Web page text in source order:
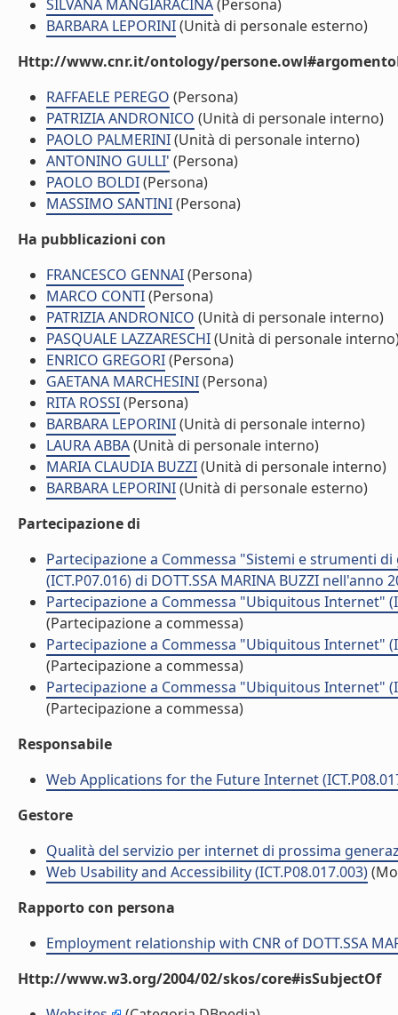
SILVANA MANGIARACINA(Persona)
BARBARA LEPORINI(Unità di personale esterno)
Http://www.cnr.it/ontology/
RAFFAELE PEREGO (Persona)
PATRIZIA ANDRONICO (Unità di personale interno)
PAOLO PALMERINI(Unità di personale interno)
ANTONINO GULLI' (Persona)
PAOLO BOLDI(Persona)
MASSIMO SANTINI(Persona)
Ha pubblicazioni con
FRANCESCO GENNAI(Persona)
MARCO CONTI(Persona)
PATRIZIA ANDRONICO (Unità di personale interno)
PASQUALE LAZZARESCHI(Unità di personale
ENRICO GREGORI(Persona)
GAETANA MARCHESINI(Persona)
RITA ROSSI(Persona)
BARBARA LEPORINI(Unità di personale interno)
LAURA ABBA(Unità di personale interno)
MARIA CLAUDIA BUZZI(Unità di personale interno)
BARBARA LEPORINI(Unità di personale esterno)
Partecipazione di
Partecipazione a Commessa "Sistemi e strumenti
(ICT.P07.016) di DOTT.SSA MARINA BUZZI nell'anno
Partecipazione a Commessa "Ubiquitous Internet"
(Partecipazione a commessa)
Partecipazione a Commessa "Ubiquitous Internet"
(Partecipazione a commessa)
Partecipazione a Commessa "Ubiquitous Internet"
(Partecipazione a commessa)
Responsabile
Web Applications for the Future Internet
Gestore
Qualità del servizio per internet di prossima
Web Usability and Accessibility (ICT.P08.017.003)
Rapporto con persona
Employment relationship with CNR of DOTT.SSA
Http://www.w3.org/2004/02/skos/core#isSubjectOf